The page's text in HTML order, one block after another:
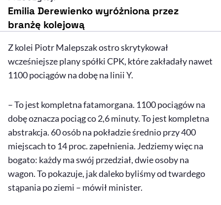
Emilia Derewienko wyróżniona przez
branżę kolejową
Z kolei Piotr Malepszak ostro skrytykował
wcześniejsze plany spółki CPK, które zakładały nawet
1100 pociągów na dobę na linii Y.
– To jest kompletna fatamorgana. 1100 pociągów na
dobę oznacza pociąg co 2,6 minuty. To jest kompletna
abstrakcja. 60 osób na pokładzie średnio przy 400
miejscach to 14 proc. zapełnienia. Jedziemy więc na
bogato: każdy ma swój przedział, dwie osoby na
wagon. To pokazuje, jak daleko byliśmy od twardego
stąpania po ziemi – mówił minister.